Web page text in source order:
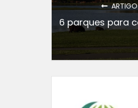
ARTIGO
6 parques para